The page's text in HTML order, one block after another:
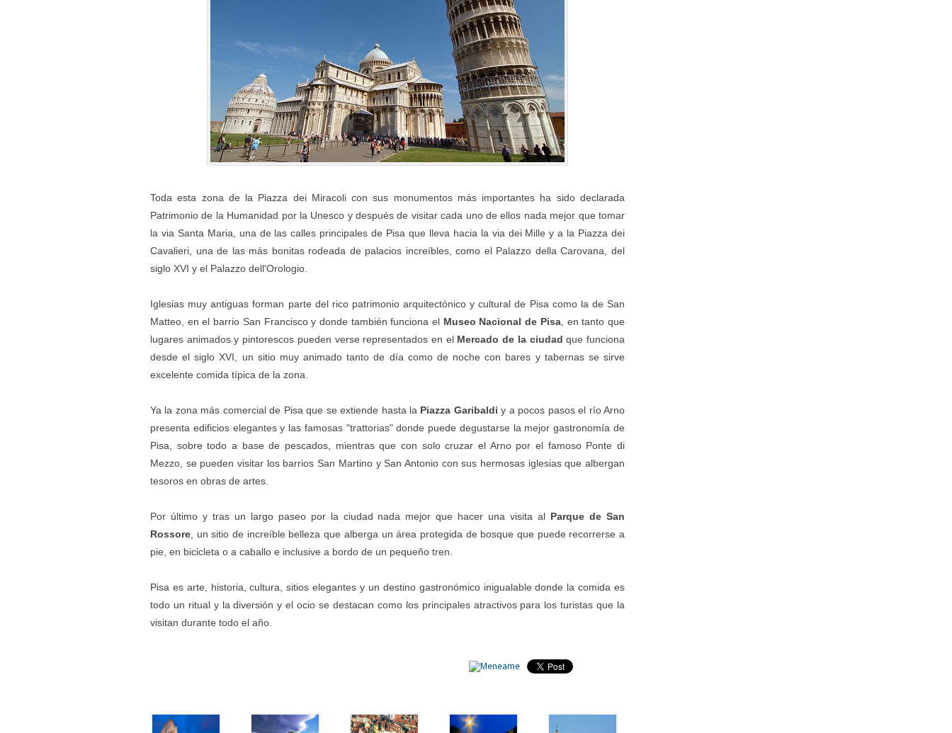
Toda esta zona de la Piazza dei Miracoli con sus monumentos más importantes ha sido declarada
Patrimonio de la Humanidad por la Unesco y después de visitar cada uno de ellos nada mejor que tomar
la via Santa Maria, una de las calles principales de Pisa que lleva hacia la via dei Mille y a la Piazza dei
Cavalieri, una de las más bonitas rodeada de palacios increíbles, como el Palazzo della Carovana, del
siglo XVI y el Palazzo dell'Orologio.
Iglesias muy antiguas forman parte del rico patrimonio arquitectónico y cultural de Pisa como la de San
Matteo, en el barrio San Francisco y donde también funciona el Museo Nacional de Pisa, en tanto que
lugares animados y pintorescos pueden verse representados en el Mercado de la ciudad que funciona
desde el siglo XVI, un sitio muy animado tanto de día como de noche con bares y tabernas se sirve
excelente comida típica de la zona.
Ya la zona más comercial de Pisa que se extiende hasta laPiazza Garibaldiy a pocos pasos el río Arno
presenta edificios elegantes y las famosas "trattorias" donde puede degustarse la mejor gastronomía de
Pisa, sobre todo a base de pescados, mientras que con solo cruzar el Arno por el famoso Ponte di
Mezzo, se pueden visitar los barrios San Martino y San Antonio con sus hermosas iglesias que albergan
tesoros en obras de artes.
Por último y tras un largo paseo por la ciudad nada mejor que hacer una visita al Parque de San
Rossore, un sitio de increíble belleza que alberga un área protegida de bosque que puede recorrerse a
pie, en bicicleta o a caballo e inclusive a bordo de un pequeño tren.
Pisa es arte, historia, cultura, sitios elegantes y un destino gastronómico inigualable donde la comida es
todo un ritual y la diversión y el ocio se destacan como los principales atractivos para los turistas que la
visitan durante todo el año.